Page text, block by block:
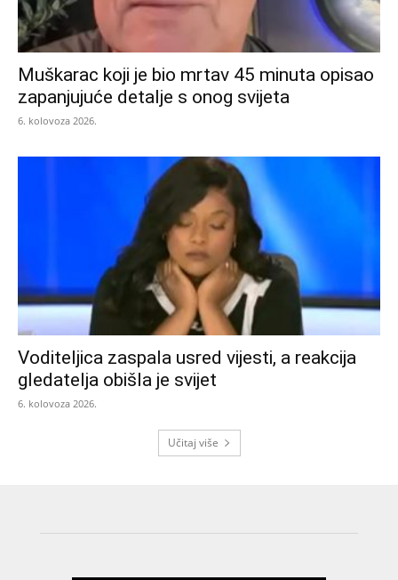
Muškarac koji je bio mrtav 45 minuta opisao
zapanjujuće detalje s onog svijeta
6. kolovoza 2026.
Voditeljica zaspala usred vijesti, a reakcija
gledatelja obišla je svijet
6. kolovoza 2026.
Učitaj više